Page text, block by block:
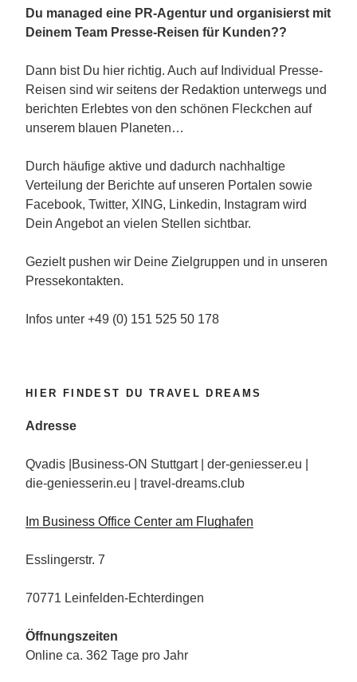
Du managed eine PR-Agentur und organisierst mit
Deinem Team Presse-Reisen für Kunden??
Dann bist Du hier richtig. Auch auf Individual Presse-
Reisen sind wir seitens der Redaktion unterwegs und
berichten Erlebtes von den schönen Fleckchen auf
unserem blauen Planeten…
Durch häufige aktive und dadurch nachhaltige
Verteilung der Berichte auf unseren Portalen sowie
Facebook, Twitter, XING, Linkedin, Instagram wird
Dein Angebot an vielen Stellen sichtbar.
Gezielt pushen wir Deine Zielgruppen und in unseren
Pressekontakten.
Infos unter +49 (0) 151 525 50 178
HIER FINDEST DU TRAVEL DREAMS
Adresse
Qvadis |Business-ON Stuttgart | der-geniesser.eu |
die-geniesserin.eu | travel-dreams.club
Im Business Office Center am Flughafen
Esslingerstr. 7
70771 Leinfelden-Echterdingen
Öffnungszeiten
Online ca. 362 Tage pro Jahr